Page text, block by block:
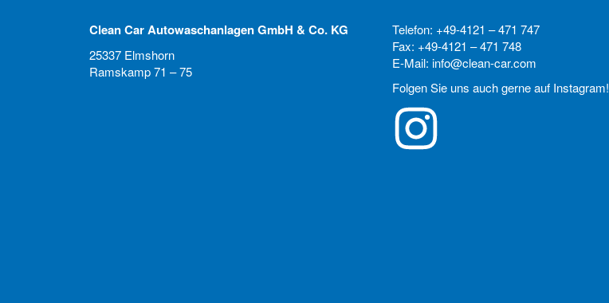
Clean Car Autowaschanlagen GmbH & Co. KG
25337 Elmshorn
Ramskamp 71 – 75
Telefon: +49-4121 – 471 747
Fax: +49-4121 – 471 748
E-Mail: info@clean-car.com
Folgen Sie uns auch gerne auf Instagram!